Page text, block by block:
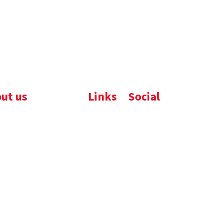
us Links Social